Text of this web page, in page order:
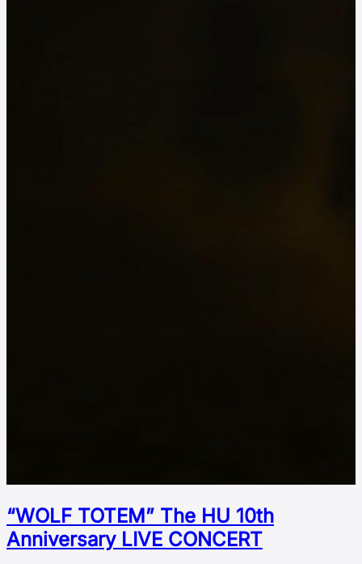
“WOLF TOTEM” The HU 10th
Аnniversary LIVE CONCERT